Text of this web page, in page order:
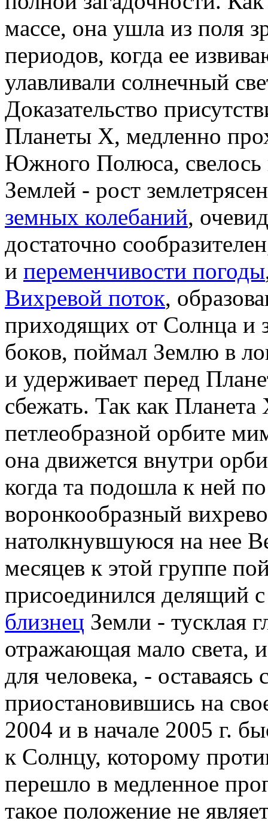
массе, она ушла из поля
периодов, когда ее
улавливали солнечный
Доказательство
Планеты X, медленно
Южного Полюса, свелось
Землей - рост
земных колебаний,
достаточно
и переменчивости погоды
Вихревой поток,
приходящих от Солнца и
боков, поймал Землю в
и удерживает перед
сбежать. Так как
петлеобразной орбите
она движется внутри
когда та подошла к ней
воронкообразный
натолкнувшуюся на нее
месяцев к этой группе
присоединился делящий
близнец Земли - тусклая
отражающая мало света,
для человека, -
приостановившись на
2004 и в начале 2005 г.
к Солнцу, которому
перешло в медленное
такое положение не